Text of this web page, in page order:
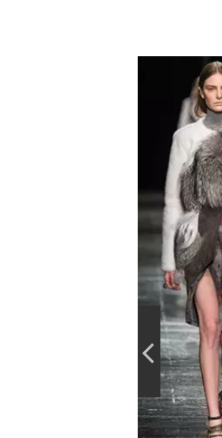
2014/15:
Peter
Som,
Prabal
Gurung